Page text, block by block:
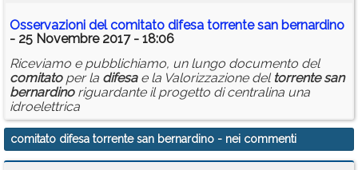
Osservazioni delcomitato difesa torrente san bernardino
- 25 Novembre 2017 - 18:06
Riceviamo e pubblichiamo, un lungo documento del
comitatoper la difesae la Valorizzazione del torrente san
bernardinoriguardante il progetto di centralina una
idroelettrica
comitato difesa torrente san bernardino - nei commenti